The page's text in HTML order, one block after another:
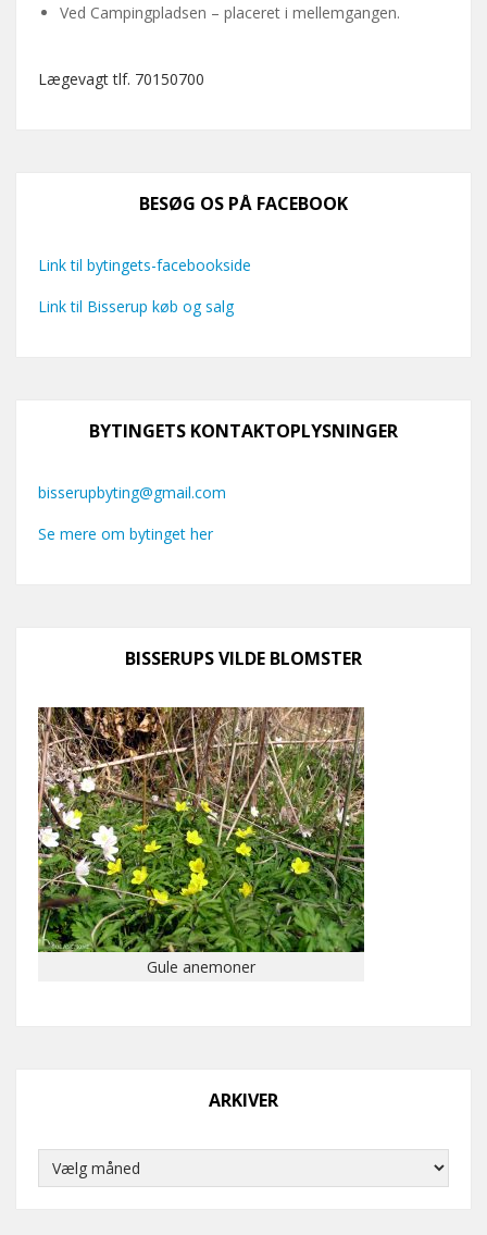
Ved Campingpladsen – placeret i mellemgangen.
Lægevagt tlf. 70150700
BESØG OS PÅ FACEBOOK
Link til bytingets-facebookside
Link til Bisserup køb og salg
BYTINGETS KONTAKTOPLYSNINGER
bisserupbyting@gmail.com
Se mere om bytinget her
BISSERUPS VILDE BLOMSTER
Gule anemoner
ARKIVER
Arkiver